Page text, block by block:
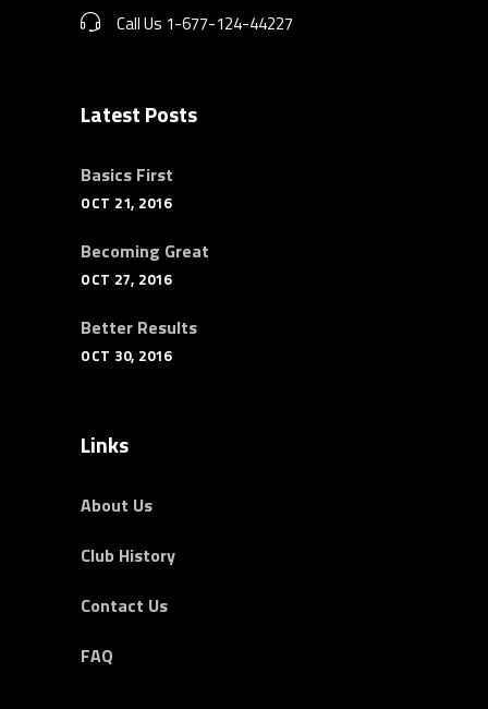
Call Us 1-677-124-44227
Latest Posts
Basics First
OCT 21, 2016
Becoming Great
OCT 27, 2016
Better Results
OCT 30, 2016
Links
About Us
Club History
Contact Us
FAQ